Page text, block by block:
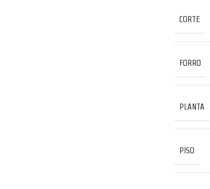
CORTE
FORRO
PLANTA
PISO